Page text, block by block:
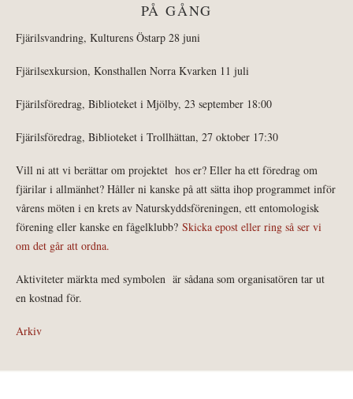
PÅ GÅNG
Fjärilsvandring, Kulturens Östarp 28 juni
Fjärilsexkursion, Konsthallen Norra Kvarken 11 juli
Fjärilsföredrag, Biblioteket i Mjölby, 23 september 18:00
Fjärilsföredrag, Biblioteket i Trollhättan, 27 oktober 17:30
Vill ni att vi berättar om projektet hos er? Eller ha ett föredrag om
fjärilar i allmänhet? Håller ni kanske på att sätta ihop programmet inför
vårens möten i en krets av Naturskyddsföreningen, ett entomologisk
förening eller kanske en fågelklubb? Skicka epost eller ring så ser vi
om det går att ordna.
Aktiviteter märkta med symbolen är sådana som organisatören tar ut
en kostnad för.
Arkiv